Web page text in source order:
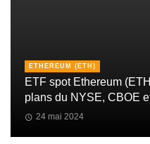
ETHEREUM (ETH)
ETF spot Ethereum
plans du NYSE, CBOE
24 mai 2024